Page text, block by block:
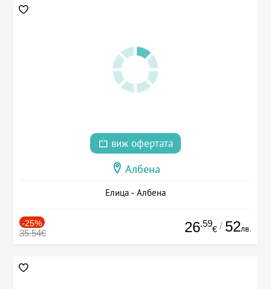
виж офертата
Албена
Елица - Албена
-25%
35.54€ 26.59
€ / 52лв.